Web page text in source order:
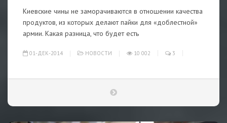
Киевские чины не заморачиваются в отношении качества
продуктов, из которых делают пайки для «доблестной»
армии. Какая разница, что будет есть
01-ДЕК-2014 НОВОСТИ 10 002 3